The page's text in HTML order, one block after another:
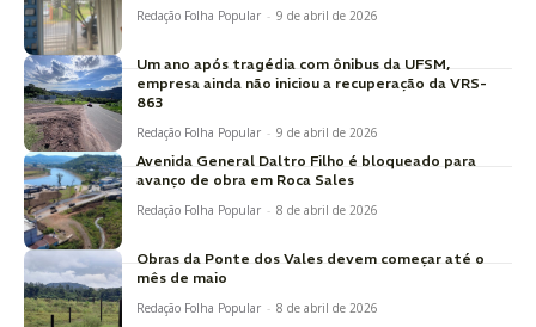
Redação Folha Popular - 9 de abril de 2026
Um ano após tragédia com ônibus da UFSM,
empresa ainda não iniciou a recuperação da VRS-
863
Redação Folha Popular - 9 de abril de 2026
Avenida General Daltro Filho é bloqueado para
avanço de obra em Roca Sales
Redação Folha Popular - 8 de abril de 2026
Obras da Ponte dos Vales devem começar até o
mês de maio
Redação Folha Popular - 8 de abril de 2026